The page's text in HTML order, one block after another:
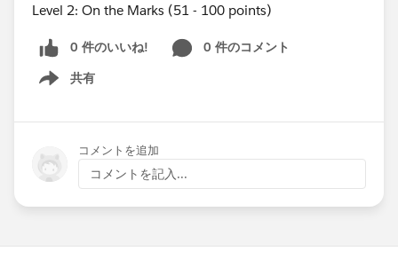
Level 2: On the Marks (51 - 100 points)
0 件のいいね!
0 件のコメント
共有
Show menu
コメントを追加
コメントを記入...